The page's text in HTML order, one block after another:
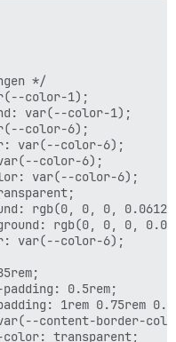
6);
color-6);
6);
var(--color-6);
var(--color-2);
var(--color-4);
0);
* Schwarz */
/* Weiß */
1);
*/
color-1);
var(--color-1);
color-6);
var(--color-6);
color-6);
var(--color-6);
rgb(0, 0, 0,
rgb(0, 0, 0,
var(--color-6);
0.5rem;
1rem 0.75rem
content-border-
transparent;